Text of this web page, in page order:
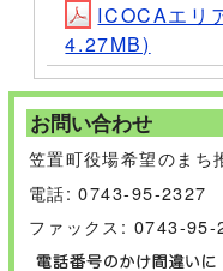
ICOCAエリ
4.27MB)
お問い合わせ
笠置町役場希望のまち
電話: 0743-95-2327
ファックス: 0743-95-